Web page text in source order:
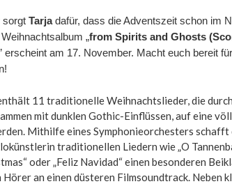
sorgt Tarjadafür, dass die Adventszeit schon im
„from Spirits and Ghosts
erscheint am 17. November. Macht euch bereit
11 traditionelle Weihnachtslieder, die
mit dunklen Gothic-Einflüssen, auf eine
Mithilfe eines Symphonieorchesters
traditionellen Liedern wie „O
oder „Feliz Navidad“ einen besonderen
an einen düsteren Filmsoundtrack. Neben